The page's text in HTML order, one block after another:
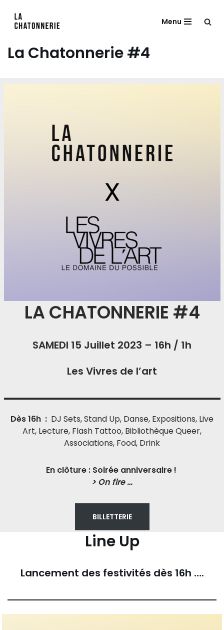
Aller
contenu
Menu
La Chatonnerie #4
LA CHATONNERIE #4
SAMEDI 15 Juillet 2023 – 16h / 1h
Les Vivres de l’art
Dès 16h : DJ Sets, Stand Up, Danse, Expositions, Live
Art, Lecture, Flash Tattoo, Bibliothèque Queer,
Associations, Food, Drink
En clôture : Soirée anniversaire !
> On fire …
BILLETTERIE
Line Up
Lancement des festivités dès 16h ….